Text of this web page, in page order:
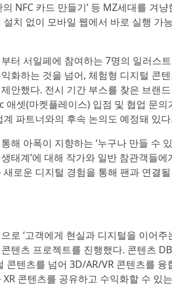
의 NFC 카드 만들기’ 등 MZ세대를 겨
치 없이 모바일 웹에서 바로 실행 가
터 서일페에 참여하는 7명의 일러스
화하는 것을 넘어, 체험형 디지털 콘
안했다. 전시 기간 부스를 찾은 브랜
애셋(마켓플레이스) 입점 및 협업 문
파트너와의 후속 논의도 예정돼 있
해 아폭이 지향하는 ‘누구나 만들 수
태계’에 대해 작가와 일반 참관객들
로운 디지털 경험을 통해 팬과 연결
로 ‘고객에게 현실과 디지털을 이어
텐츠 프로젝트를 진행했다. 콘텐츠
콘텐츠를 넘어 3D/AR/VR 콘텐츠를
콘텐츠를 공유하고 수익화할 수 있